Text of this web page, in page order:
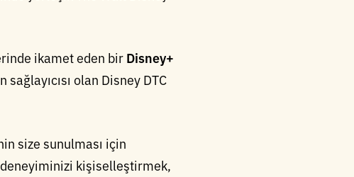
ikamet eden birDisney+
olan Disney DTC
size sunulması için
kişiselleştirmek,